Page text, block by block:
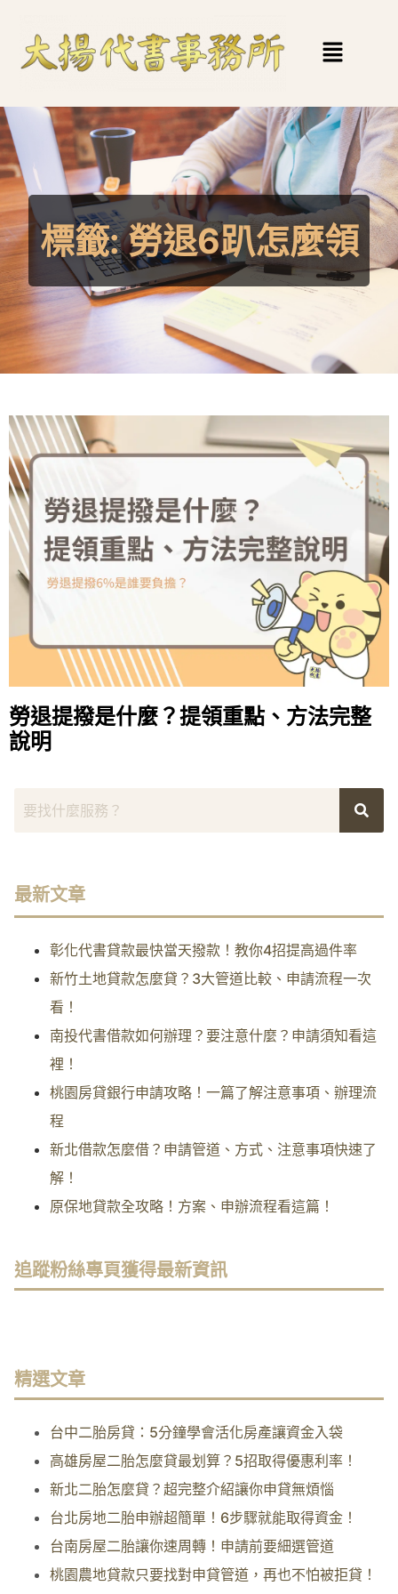
標籤:勞退6趴怎麼領
勞退提撥是什麼？提領重點、方法完整
說明
最新文章
彰化代書貸款最快當天撥款！教你4招提高過件率
新竹土地貸款怎麼貸？3大管道比較、申請流程一次
看！
南投代書借款如何辦理？要注意什麼？申請須知看這
裡！
桃園房貸銀行申請攻略！一篇了解注意事項、辦理流
程
新北借款怎麼借？申請管道、方式、注意事項快速了
解！
原保地貸款全攻略！方案、申辦流程看這篇！
追蹤粉絲專頁獲得最新資訊
精選文章
台中二胎房貸：5分鐘學會活化房產讓資金入袋
高雄房屋二胎怎麼貸最划算？5招取得優惠利率！
新北二胎怎麼貸？超完整介紹讓你申貸無煩惱
台北房地二胎申辦超簡單！6步驟就能取得資金！
台南房屋二胎讓你速周轉！申請前要細選管道
桃園農地貸款只要找對申貸管道，再也不怕被拒貸！